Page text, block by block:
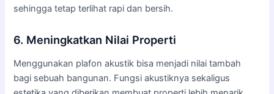
sehingga tetap terlihat rapi dan bersih.
6. Meningkatkan Nilai Properti
Menggunakan plafon akustik bisa menjadi nilai tambah
bagi sebuah bangunan. Fungsi akustiknya sekaligus